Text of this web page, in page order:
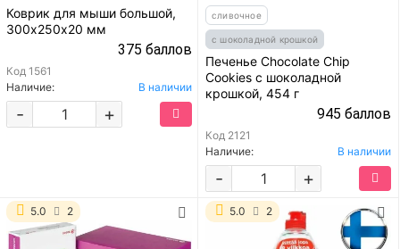
Коврик для мыши большой,
300х250х20 мм
375 баллов
Код 1561
Наличие:
В наличии
+
-
сливочное
с шоколадной крошкой
Печенье Chocolate Chip
Cookies с шоколадной
крошкой, 454 г
945 баллов
Код 2121
Наличие:
В наличии
+
-
5.0 2 5.0 2